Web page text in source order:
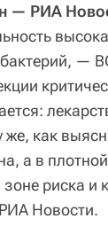
— РИА
бактерий, —
как
а в
риска и
Новости.